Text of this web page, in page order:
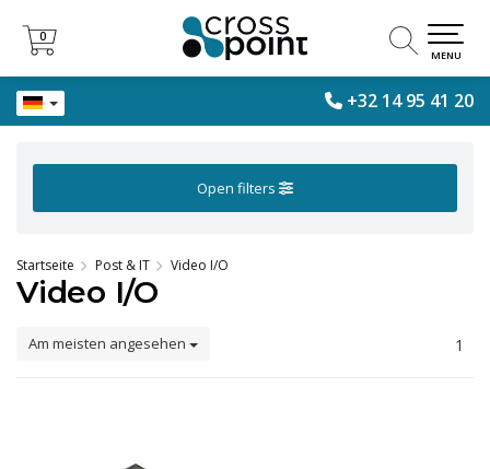
+32 14 95 41 20
0
0
MENU
Open filters
Startseite Post & IT Video I/O
Video I/O
Am meisten angesehen 1